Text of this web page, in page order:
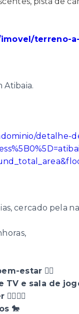
terreno-
Atibaia.
detalhe-
cercado pela
estar 💆‍♀️
TV e sala de
🐎